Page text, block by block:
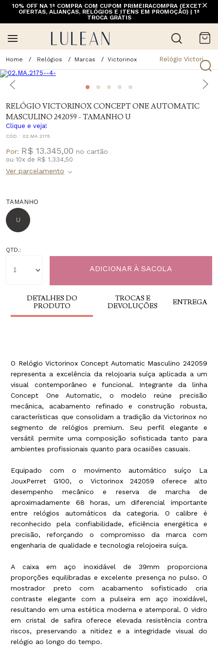
10% OFF NA 1ª COMPRA COM CUPOM PRIMEIRACOMPRA (EXCETO
OFERTAS, ALIANÇAS, RELÓGIOS E ITENS EM PROMOÇÃO) | 1ª
TROCA GRÁTIS
Relógios Marcas Victorinox Relógio Victorinox Concept One Automatic Masculino 242059 - Tamanho U
RELÓGIO VICTORINOX CONCEPT ONE AUTOMATIC
MASCULINO 242059 - TAMANHO U
Clique e veja!
CÓD.: 02.MA.2175
Por: R$ 13.345,00
ou 10x de R$ 1.334,50
TAMANHO
U
QTD.:
DETALHES DO
PRODUTO
TROCAS E
DEVOLUÇÕES
ENTREGA
O Relógio Victorinox Concept Automatic Masculino 242059
representa a excelência da relojoaria suíça aplicada a um
visual contemporâneo e funcional. Integrante da linha
Concept One Automatic, o modelo reúne precisão
mecânica, acabamento refinado e construção robusta,
características que consolidam a tradição da Victorinox no
segmento de relógios premium. Seu perfil elegante e
versátil permite uma composição sofisticada tanto para
ambientes profissionais quanto para ocasiões casuais.
Equipado com o movimento automático suíço La
JouxPerret G100, o Victorinox 242059 oferece alto
desempenho mecânico e reserva de marcha de
aproximadamente 68 horas, um diferencial importante
entre relógios automáticos da categoria. O calibre é
reconhecido pela confiabilidade, eficiência energética e
precisão, reforçando o compromisso da marca com
engenharia de qualidade e tecnologia relojoeira suíça.
A caixa em aço inoxidável de 39mm proporciona
proporções equilibradas e excelente presença no pulso. O
mostrador preto com acabamento sofisticado cria
contraste elegante com a pulseira em aço inoxidável,
resultando em uma estética moderna e atemporal. O vidro
em cristal de safira oferece elevada resistência contra
riscos, preservando a nitidez e a integridade visual do
relógio ao longo do tempo.